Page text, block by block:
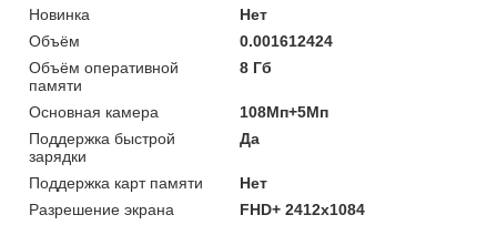
Новинка
Нет
Объём
0.001612424
Объём оперативной
памяти
8 Гб
Основная камера
108Мп+5Мп
Поддержка быстрой
зарядки
Да
Поддержка карт памяти
Нет
Разрешение экрана
FHD+ 2412x1084